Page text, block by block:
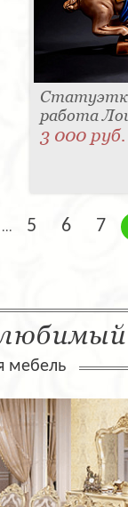
работа
3 000 руб.
... 5 6 7
мебель